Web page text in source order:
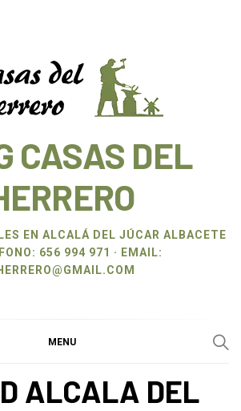
CASAS DEL
EN ALCALÁ DEL JÚCAR ALBACETE
656 994 971 · EMAIL:
MENU
ALCALA DEL